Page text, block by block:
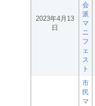
2023年4月13
日
会
派
マ
ニ
フ
ェ
ス
ト
市
民
マ